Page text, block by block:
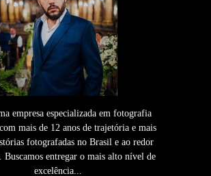
empresa especializada em fotografia
mais de 12 anos de trajetória e mais
fotografadas no Brasil e ao redor
Buscamos entregar o mais alto nível de
excelência...